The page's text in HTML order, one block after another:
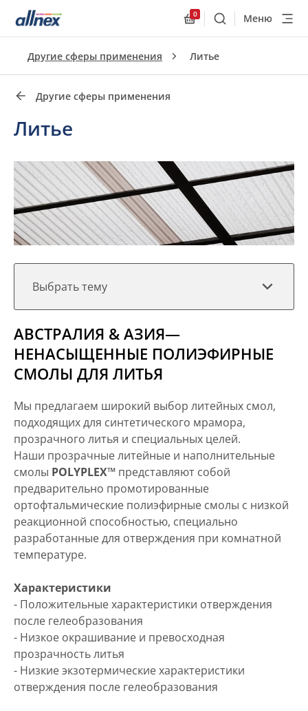
0
ПоискМеню
Другие сферы применения Литье
Другие сферы применения
Литье
Выбрать тему
Быстрые ссылки
АВСТРАЛИЯ & АЗИЯ—
НЕНАСЫЩЕННЫЕ ПОЛИЭФИРНЫЕ
СМОЛЫ ДЛЯ ЛИТЬЯ
Мы предлагаем широкий выбор литейных смол,
подходящих для синтетического мрамора,
прозрачного литья и специальных целей.
Наши прозрачные литейные и наполнительные
смолы POLYPLEX™ представляют собой
предварительно промотированные
ортофтальмические полиэфирные смолы с низкой
реакционной способностью, специально
разработанные для отверждения при комнатной
температуре.
Характеристики
- Положительные характеристики отверждения
после гелеобразования
- Низкое окрашивание и превосходная
прозрачность литья
- Низкие экзотермические характеристики
отверждения после гелеобразования